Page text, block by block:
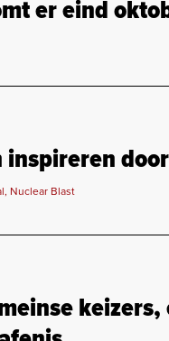
er eind
inspireren
Nuclear Blast